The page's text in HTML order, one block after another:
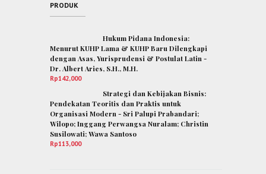
PRODUK
Hukum Pidana Indonesia:
Menurut KUHP Lama & KUHP Baru Dilengkapi
dengan Asas, Yurisprudensi & Postulat Latin -
Dr. Albert Aries, S.H., M.H.
Rp142,000
Strategi dan Kebijakan Bisnis:
Pendekatan Teoritis dan Praktis untuk
Organisasi Modern - Sri Palupi Prabandari;
Wilopo; Inggang Perwangsa Nuralam; Christin
Susilowati; Wawa Santoso
Rp113,000